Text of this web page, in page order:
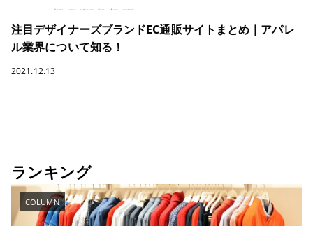
注目デザイナーズブランドEC通販サイトまとめ｜アパレ
ル業界について知る！
2021.12.13
ランキング
COLUMN